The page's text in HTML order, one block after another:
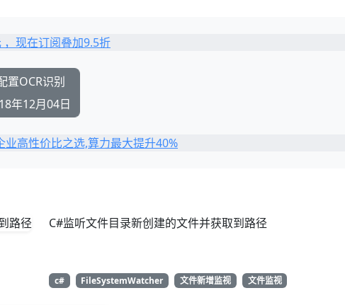
置OCR识别
年12月04日
C#监听文件目录新创建的文件并获取到路径
c# FileSystemWatcher 文件新增监视 文件监视